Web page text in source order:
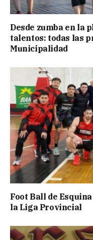
Desde zumba en la
talentos: todas las
Municipalidad
Foot Ball de
la Liga Provincial